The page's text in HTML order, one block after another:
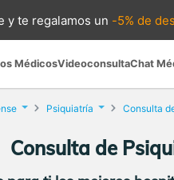
yte regalamos un -5% de
MédicosVideoconsultaChat
Psiquiatría Consulta
Consulta de